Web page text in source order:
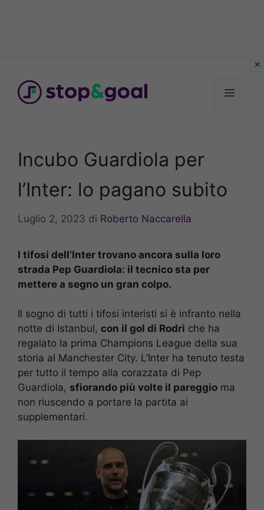
contenuto
Menu
Incubo Guardiola per
l’Inter: lo pagano subito
Luglio 2, 2023 di Roberto Naccarella
I tifosi dell’Inter trovano ancora sulla loro
strada Pep Guardiola: il tecnico sta per
mettere a segno un gran colpo.
Il sogno di tutti i tifosi interisti si è infranto nella
notte di Istanbul, con il gol di Rodri che ha
regalato la prima Champions League della sua
storia al Manchester City. L’Inter ha tenuto testa
per tutto il tempo alla corazzata di Pep
Guardiola, sfiorando più volte il pareggio ma
non riuscendo a portare la partita ai
supplementari.